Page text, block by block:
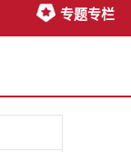
专题专栏